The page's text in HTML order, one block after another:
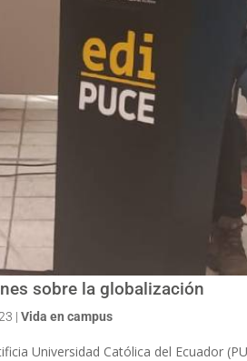
sobre la globalización
|Vida en campus
Universidad Católica del Ecuador